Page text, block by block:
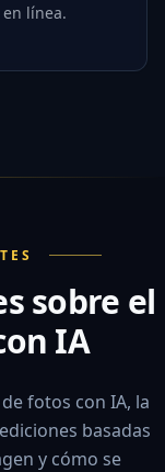
línea.
sobre el
IA
fotos con IA, la
basadas
y cómo se